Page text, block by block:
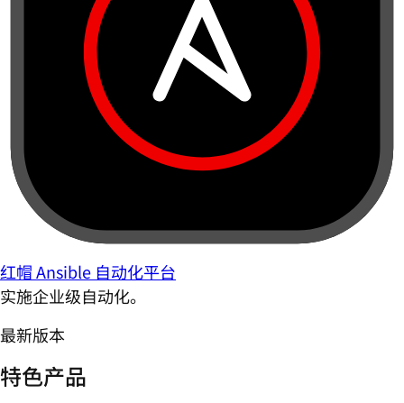
红帽 Ansible 自动化平台
实施企业级自动化。
最新版本
特色产品